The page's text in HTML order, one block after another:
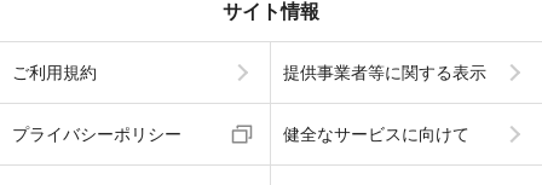
サイト情報
ご利用規約 提供事業者等に関する表示
プライバシーポリシー 健全なサービスに向けて